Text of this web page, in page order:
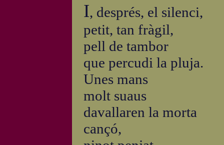
I, després, el silenci,
petit, tan fràgil,
pell de tambor
que percudi la pluja.
Unes mans
molt suaus
davallaren la morta
cançó,